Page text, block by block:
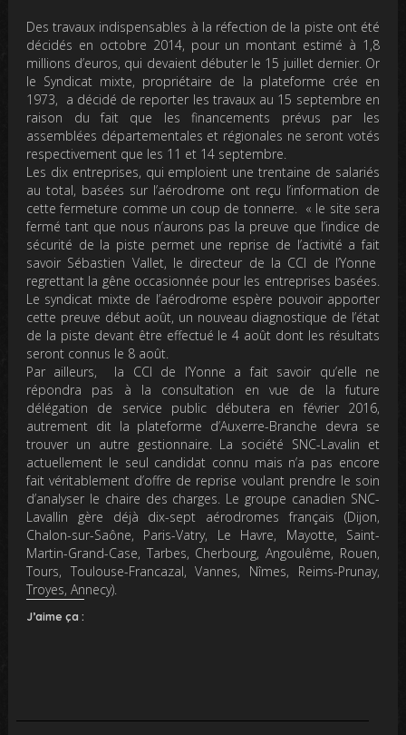
Des travaux indispensables à la réfection de la piste ont été
décidés en octobre 2014, pour un montant estimé à 1,8
millions d’euros, qui devaient débuter le 15 juillet dernier. Or
le Syndicat mixte, propriétaire de la plateforme crée en
1973, a décidé de reporter les travaux au 15 septembre en
raison du fait que les financements prévus par les
assemblées départementales et régionales ne seront votés
respectivement que les 11 et 14 septembre.
Les dix entreprises, qui emploient une trentaine de salariés
au total, basées sur l’aérodrome ont reçu l’information de
cette fermeture comme un coup de tonnerre. « le site sera
fermé tant que nous n’aurons pas la preuve que l’indice de
sécurité de la piste permet une reprise de l’activité a fait
savoir Sébastien Vallet, le directeur de la CCI de l’Yonne
regrettant la gêne occasionnée pour les entreprises basées.
Le syndicat mixte de l’aérodrome espère pouvoir apporter
cette preuve début août, un nouveau diagnostique de l’état
de la piste devant être effectué le 4 août dont les résultats
seront connus le 8 août.
Par ailleurs, la CCI de l’Yonne a fait savoir qu’elle ne
répondra pas à la consultation en vue de la future
délégation de service public débutera en février 2016,
autrement dit la plateforme d’Auxerre-Branche devra se
trouver un autre gestionnaire. La société SNC-Lavalin et
actuellement le seul candidat connu mais n’a pas encore
fait véritablement d’offre de reprise voulant prendre le soin
d’analyser le chaire des charges. Le groupe canadien SNC-
Lavallin gère déjà dix-sept aérodromes français (Dijon,
Chalon-sur-Saône, Paris-Vatry, Le Havre, Mayotte, Saint-
Martin-Grand-Case, Tarbes, Cherbourg, Angoulême, Rouen,
Tours, Toulouse-Francazal, Vannes, Nîmes, Reims-Prunay,
Troyes, Annecy).
J’aime ça :